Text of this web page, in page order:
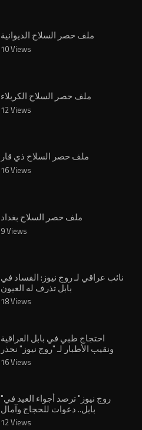
ملف حصر السلاح الديوانية
10 Views
⁣ملف حصر السلاح الكربلاء
12 Views
ملف حصر السلاح ذي قار
16 Views
ملف حصر السلاح بغداد
9 Views
نائب عراقي لـ روج نيوز: الفساد في
بابل تذرف له العيون
18 Views
احتجاج طبي في بابل العراقية
ونقيب الأطبار لـ "روج نيوز" نحذر
من المماطلة والتسويف
16 Views
"روج نيوز" ترصد أجواء العيد في
بابل.. دعوات للحجاج وآمال
بتحسين الخدمات
12 Views